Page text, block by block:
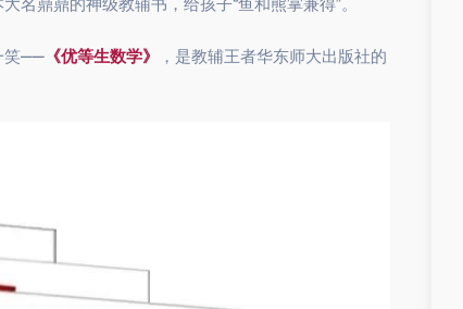
笑—— 《优等生数学》
，是教辅王者华东师大出版社的